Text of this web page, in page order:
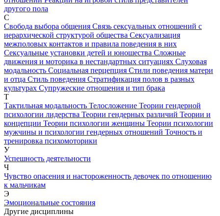
другого пола
С
Свобода выбора общения Связь сексуальных отношений с
иерархической структурой общества Сексуализация
межполовых контактов и правила поведения в них
Сексуальные установки детей и юношества Сложные
движения и моторика в нестандартных ситуациях Слуховая
модальность Социальная перцепция Стили поведения матери
и отца Стиль поведения Стратификация полов в разных
культурах Супружеские отношения и тип брака
Т
Тактильная модальность Телосложение Теории гендерной
психологии лидерства Теории гендерных различий Теории и
концепции Теории психологии женщины Теории психологии
мужчины и психологии гендерных отношений Точность и
тренировка психомоторики
У
Успешность деятельности
Ч
Чувство опасения и настороженность девочек по отношению
к мальчикам
Э
Эмоциональные состояния
Другие дисциплины